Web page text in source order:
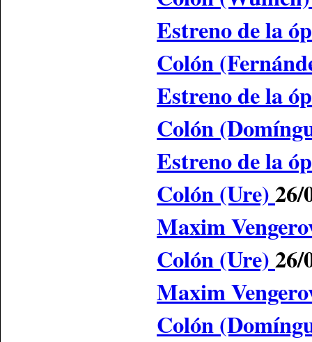
Estreno de la
Colón
Estreno de la
Colón
Estreno de la
Colón (Ure)26/
Maxim
Colón (Ure)26/
Maxim
Colón